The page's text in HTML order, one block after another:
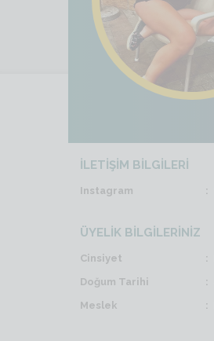
İLETİŞİM BİLGİLERİ
Instagram
ÜYELİK BİLGİLERİNİZ
Cinsiyet
Doğum Tarihi
Meslek